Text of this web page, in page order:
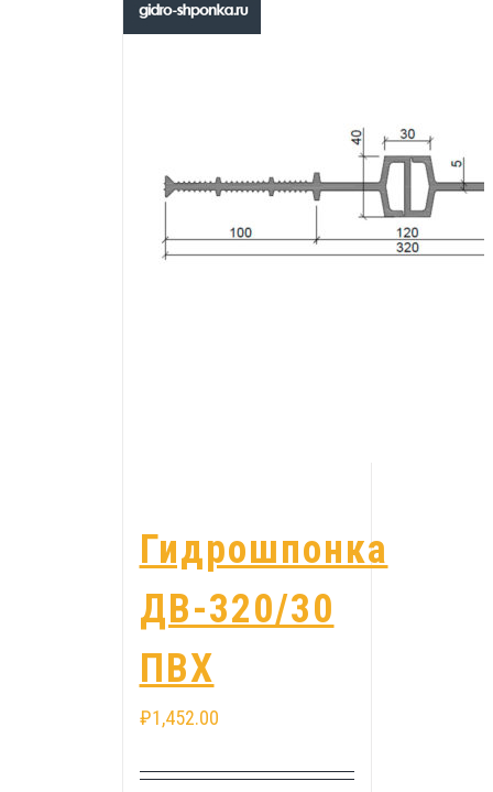
Гидрошпонка
ДВ-320/30
ПВХ
₽1,452.00